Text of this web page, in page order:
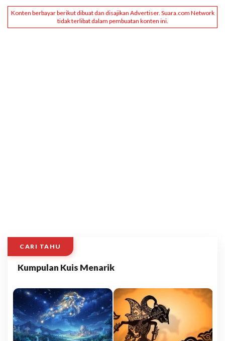
CARI TAHU
Kumpulan Kuis Menarik